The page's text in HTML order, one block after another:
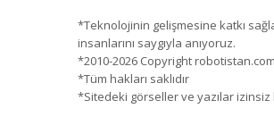
*Teknolojinin gelişmesine katkı
insanlarını saygıyla anıyoruz.
*2010-2026 Copyright robotistan.com
*Tüm hakları saklıdır
*Sitedeki görseller ve yazılar izinsiz